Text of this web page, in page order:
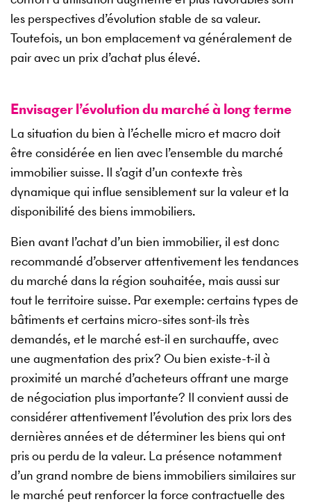
les perspectives d’évolution stable de sa valeur.
Toutefois, un bon emplacement va généralement de
pair avec un prix d’achat plus élevé.
Envisager l’évolution du marché à long terme
La situation du bien à l’échelle micro et macro doit
être considérée en lien avec l’ensemble du marché
immobilier suisse. Il s’agit d’un contexte très
dynamique qui influe sensiblement sur la valeur et la
disponibilité des biens immobiliers.
Bien avant l’achat d’un bien immobilier, il est donc
recommandé d’observer attentivement les tendances
du marché dans la région souhaitée, mais aussi sur
tout le territoire suisse. Par exemple: certains types de
bâtiments et certains micro-sites sont-ils très
demandés, et le marché est-il en surchauffe, avec
une augmentation des prix? Ou bien existe-t-il à
proximité un marché d’acheteurs offrant une marge
de négociation plus importante? Il convient aussi de
considérer attentivement l’évolution des prix lors des
dernières années et de déterminer les biens qui ont
pris ou perdu de la valeur. La présence notamment
d’un grand nombre de biens immobiliers similaires sur
le marché peut renforcer la force contractuelle des